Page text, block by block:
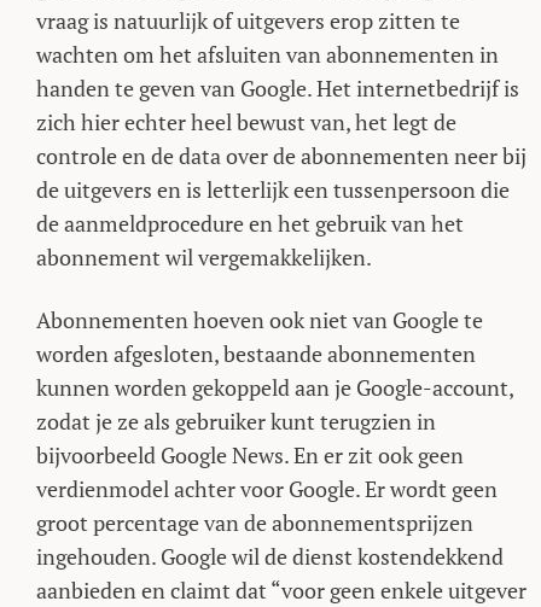
vraag is natuurlijk of uitgevers erop zitten te
wachten om het afsluiten van abonnementen in
handen te geven van Google. Het internetbedrijf is
zich hier echter heel bewust van, het legt de
controle en de data over de abonnementen neer bij
de uitgevers en is letterlijk een tussenpersoon die
de aanmeldprocedure en het gebruik van het
abonnement wil vergemakkelijken.
Abonnementen hoeven ook niet van Google te
worden afgesloten, bestaande abonnementen
kunnen worden gekoppeld aan je Google-account,
zodat je ze als gebruiker kunt terugzien in
bijvoorbeeld Google News. En er zit ook geen
verdienmodel achter voor Google. Er wordt geen
groot percentage van de abonnementsprijzen
ingehouden. Google wil de dienst kostendekkend
aanbieden en claimt dat “voor geen enkele uitgever